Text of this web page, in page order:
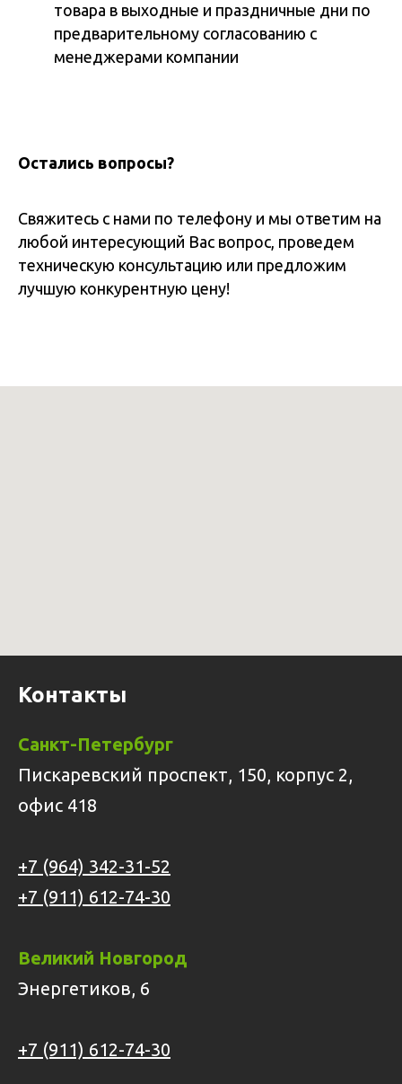
товара в выходные и праздничные дни по
предварительному согласованию с
менеджерами компании
Остались вопросы?
Свяжитесь с нами по телефону и мы ответим на
любой интересующий Вас вопрос, проведем
техническую консультацию или предложим
лучшую конкурентную цену!
Контакты
Санкт-Петербург
Пискаревский проспект, 150, корпус 2,
офис 418
+7 (964) 342-31-52
+7 (911) 612-74-30
Великий Новгород
Энергетиков, 6
+7 (911) 612-74-30